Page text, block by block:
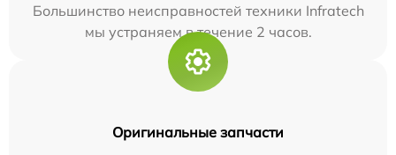
Большинство неисправностей техники Infratech
мы устраняем в течение 2 часов.
Оригинальные запчасти